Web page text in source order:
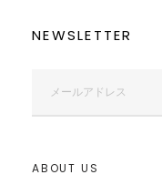
NEWSLETTER
ABOUT US